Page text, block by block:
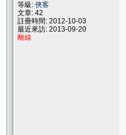
等級: 俠客
文章: 42
註冊時間: 2012-10-03
最近來訪: 2013-09-20
離線